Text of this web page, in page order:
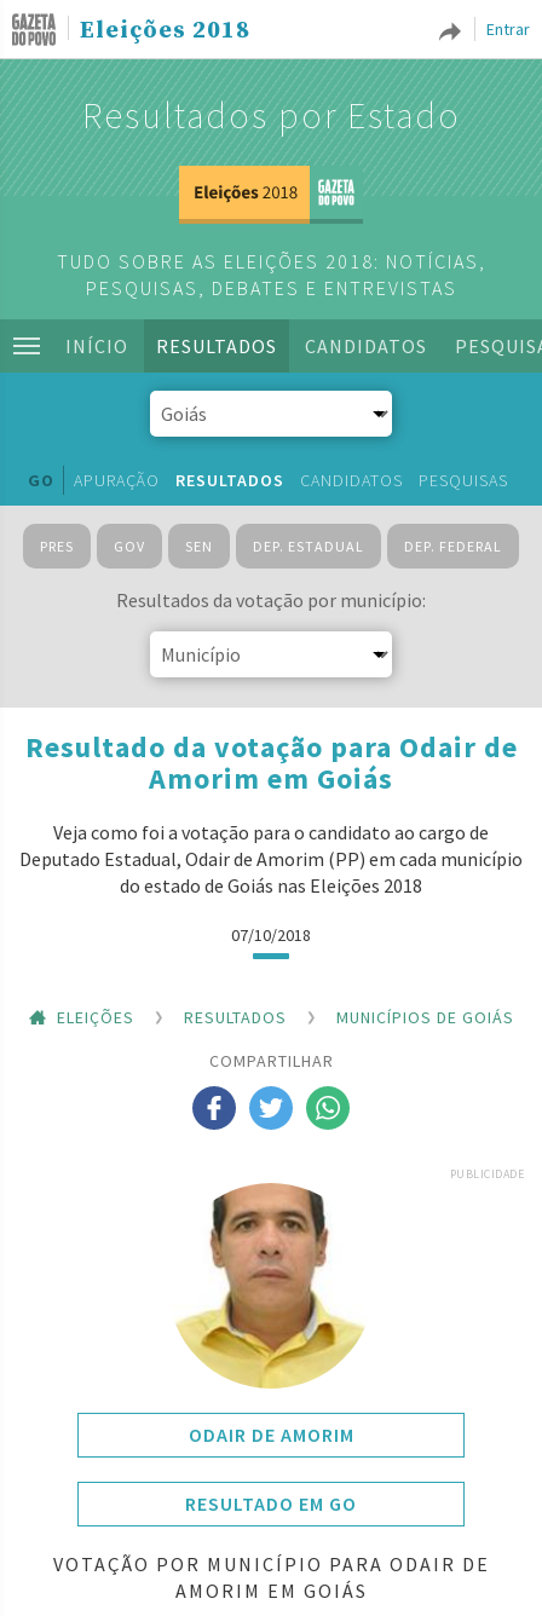
Entrar
Eleições 2018
Resultados por Estado
TUDO SOBRE AS ELEIÇÕES 2018: NOTÍCIAS,
PESQUISAS, DEBATES E ENTREVISTAS
INÍCIO RESULTADOS CANDIDATOS
GO APURAÇÃO RESULTADOS CANDIDATOS PESQUISAS
PRES GOV SEN DEP. ESTADUAL DEP. FEDERAL
Resultados da votação por município:
Resultado da votação para Odair de
Amorim em Goiás
Veja como foi a votação para o candidato ao cargo de
Deputado Estadual, Odair de Amorim (PP) em cada município
do estado de Goiás nas Eleições 2018
07/10/2018
ELEIÇÕES RESULTADOS
MUNICÍPIOS DE GOIÁS
COMPARTILHAR
PUBLICIDADE
ODAIR DE AMORIM
RESULTADO EM GO
VOTAÇÃO POR MUNICÍPIO PARA ODAIR DE
AMORIM EM GOIÁS